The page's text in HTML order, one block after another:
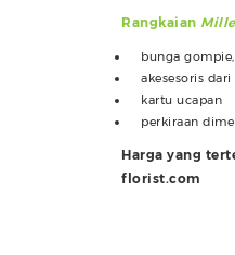
Rangkaian
bunga
akesesoris dari
kartu ucapan
perkiraan
Harga yang
florist.com